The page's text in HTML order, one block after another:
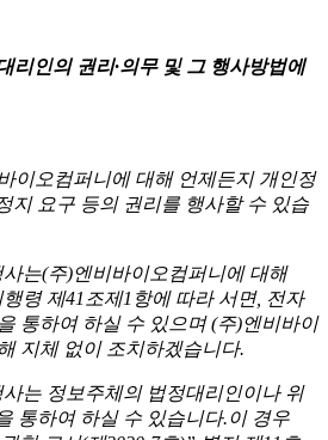
리인의 권리·의무 및 그 행사방법에
이오컴퍼니에 대해 언제든지 개인정
지 요구 등의 권리를 행사할 수 있습
는(주)엔비바이오컴퍼니에 대해
행령 제41조제1항에 따라 서면, 전자
통하여 하실 수 있으며 (주)엔비바이
지체 없이 조치하겠습니다.
는 정보주체의 법정대리인이나 위
통하여 하실 수 있습니다.이 경우